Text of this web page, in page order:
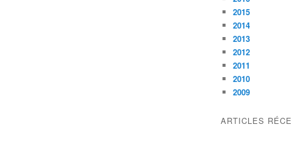
2015
2014
2013
2012
2011
2010
2009
ARTICLES